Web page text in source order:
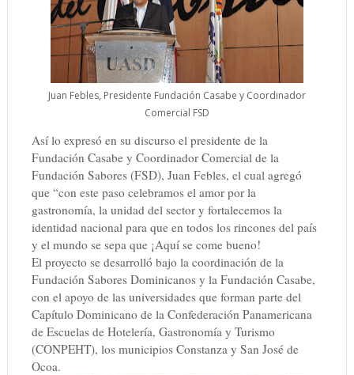
Juan Febles, Presidente Fundación Casabe y Coordinador
Comercial FSD
Así lo expresó en su discurso el presidente de la
Fundación Casabe y Coordinador Comercial de la
Fundación Sabores (FSD), Juan Febles, el cual agregó
que “con este paso celebramos el amor por la
gastronomía, la unidad del sector y fortalecemos la
identidad nacional para que en todos los rincones del país
y el mundo se sepa que ¡Aquí se come bueno!
El proyecto se desarrolló bajo la coordinación de la
Fundación Sabores Dominicanos y la Fundación Casabe,
con el apoyo de las universidades que forman parte del
Capítulo Dominicano de la Confederación Panamericana
de Escuelas de Hotelería, Gastronomía y Turismo
(CONPEHT), los municipios Constanza y San José de
Ocoa.